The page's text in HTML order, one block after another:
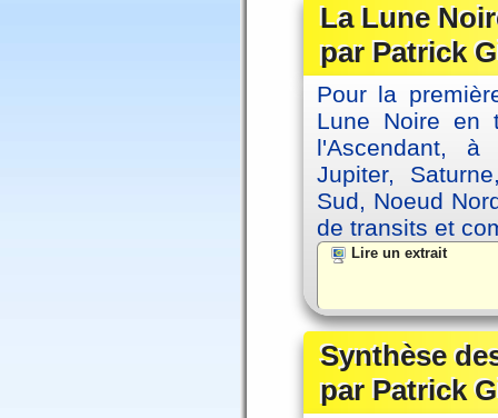
La Lune
par Patrick
Pour la
Lune Noire en
l'Ascendant,
Jupiter,
Sud, Noeud
de transits et
Lire un extrait
Synthèse
par Patrick